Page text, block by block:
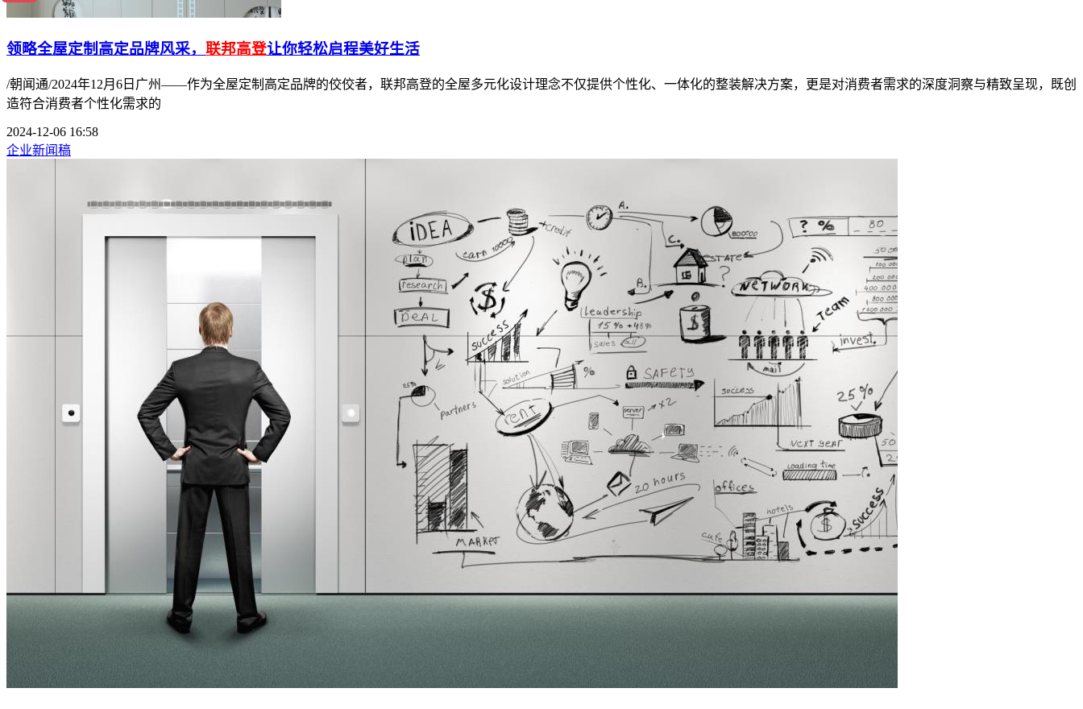
领略全屋定制高定品牌风采， 联邦高登让你轻松启程美好生活
/朝闻通/2024年12月6日广州——作为全屋定制高定品牌的佼佼者，联邦高登的全屋多元化设计理念不仅提供个性化、一体化的整装解决方案，更是对消费者需求的深度洞察与精致呈现，既创
造符合消费者个性化需求的
2024-12-06 16:58
企业新闻稿